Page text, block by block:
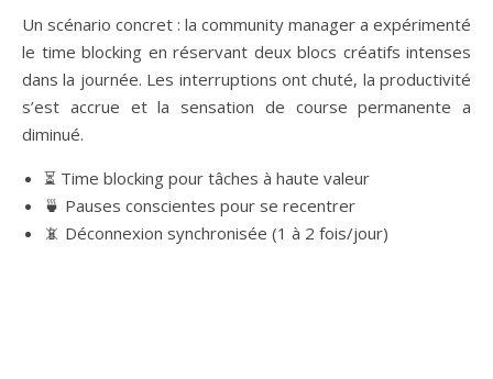
Un scénario concret : la community manager a expérimenté
le time blocking en réservant deux blocs créatifs intenses
dans la journée. Les interruptions ont chuté, la productivité
s’est accrue et la sensation de course permanente a
diminué.
⏳ Time blocking pour tâches à haute valeur
🍵 Pauses conscientes pour se recentrer
📵 Déconnexion synchronisée (1 à 2 fois/jour)